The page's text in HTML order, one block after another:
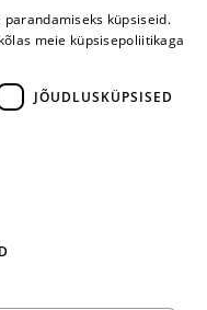
küpsiseid.
meie küpsisepoliitikaga
JÕUDLUSKÜPSISED